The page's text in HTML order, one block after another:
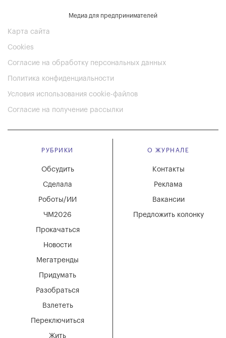
Медиа для предпринимателей
Карта сайта
Cookies
Согласие на обработку персональных данных
Политика конфиденциальности
Условия использования cookie-файлов
Согласие на получение рассылки
РУБРИКИ
Мегатренды
Придумать
Разобраться
Взлететь
Новости
Переключиться
Жить
Обсудить
Сделала
Роботы/ИИ
ЧМ2026
Прокачаться
О ЖУРНАЛЕ
Вакансии
Реклама
Контакты
Предложить колонку